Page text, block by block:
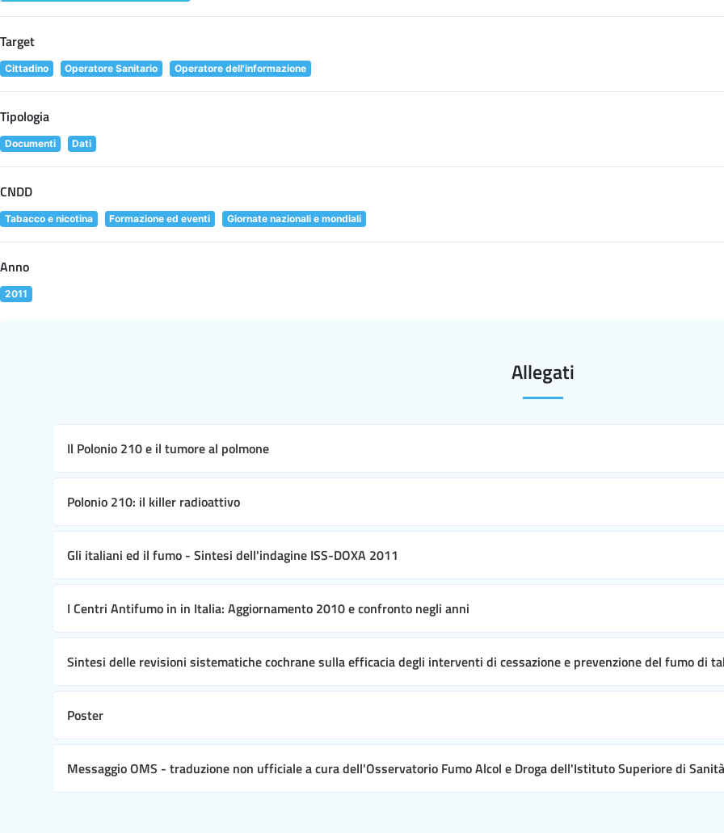
Target
Cittadino Operatore Sanitario Operatore dell'informazione
Tipologia
Documenti Dati
CNDD
Tabacco e nicotina Formazione ed eventi Giornate nazionali e mondiali
Anno
2011
Allegati
Il Polonio 210 e il tumore al polmone
Polonio 210: il killer radioattivo
Gli italiani ed il fumo - Sintesi dell'indagine ISS-DOXA 2011
I Centri Antifumo in in Italia: Aggiornamento 2010 e confronto negli anni
Sintesi delle revisioni sistematiche cochrane sulla efficacia degli interventi di cessazione e prevenzione del fumo di
Poster
Messaggio OMS - traduzione non ufficiale a cura dell'Osservatorio Fumo Alcol e Droga dell'Istituto Superiore di Sanità